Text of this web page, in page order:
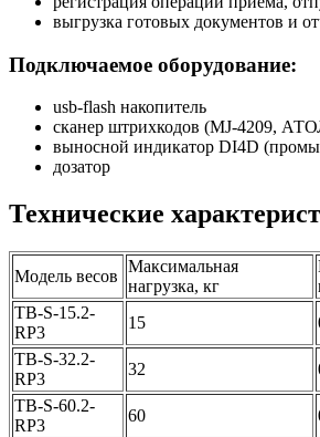
выгрузка готовых документов и
Подключаемое оборудование:
usb-flash накопитель
сканер штрихкодов (MJ-4209,
выносной индикатор DI4D
дозатор
Технические
Модель весов
Максимальная
нагрузка, кг
TB-S-15.2-
RP3
15
TB-S-32.2-
RP3
32
TB-S-60.2-
RP3
60